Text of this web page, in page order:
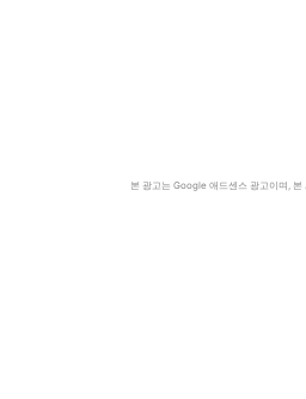
본 광고는 Google 애드센스 광고이며, 본